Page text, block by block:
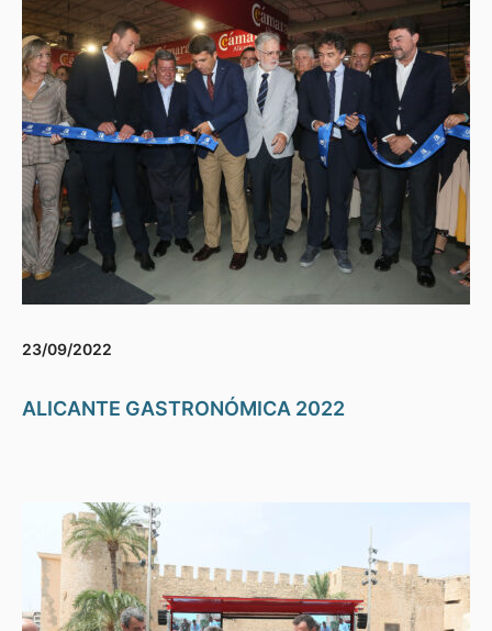
23/09/2022
ALICANTE GASTRONÓMICA 2022